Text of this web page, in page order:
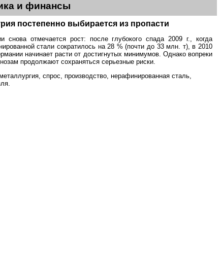
и финансы
постепенно выбирается из пропасти
снова отмечается рост: после глубокого спада 2009 г., когда
стали сократилось на 28 % (почти до 33 млн. т), в 2010
начинает расти от достигнутых минимумов. Однако вопреки
продолжают сохраняться серьезные риски.
спрос, производство, нерафинированная сталь,